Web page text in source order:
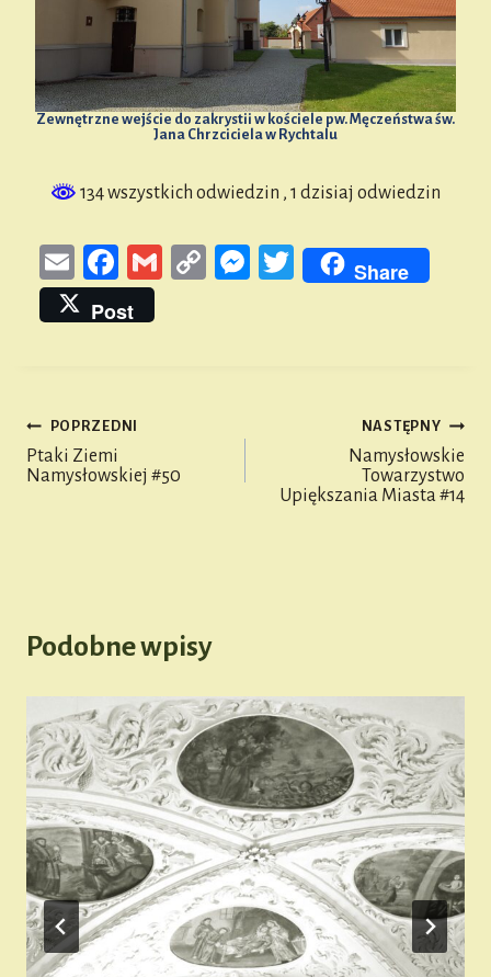
Zewnętrzne wejście do zakrystii w kościele pw. Męczeństwa św.
Jana Chrzciciela w Rychtalu
134 wszystkich odwiedzin , 1 dzisiaj odwiedzin
E
m
ail
Fa
ce
bo
G
Co
M
T
Share
Post
Nawigacja
wpisu
POPRZEDNI
Ptaki Ziemi
Namysłowskiej #50
NASTĘPNY
Namysłowskie
Towarzystwo
Upiększania Miasta #14
Podobne wpisy